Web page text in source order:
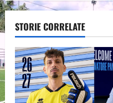
v
i
g
a
STORIE CORRELATE